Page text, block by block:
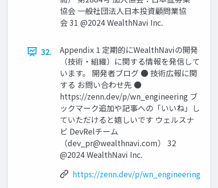
協会 一般社団法人日本投資顧問業協
会 31 @2024 WealthNavi Inc.
32.
Appendix 1 定期的にWealthNaviの開発
（技術‧組織）に関する情報を発信して
います。 開発者ブログ ● 技術広報に関
する お問い合わせ先 ●
https://zenn.dev/p/wn_engineering ブ
ックマーク追加や記事への「いいね」し
ていただけると嬉しいです ウェルスナ
ビ DevRelチーム
（dev_pr@wealthnavi.com） 32
@2024 WealthNavi Inc.
https://zenn.dev/p/wn_engineering